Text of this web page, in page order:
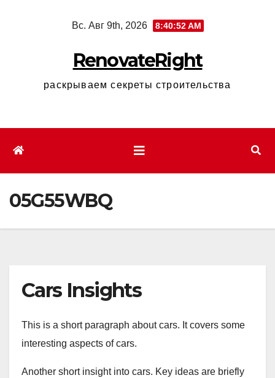
Вс. Авг 9th, 2026 8:40:54 AM
RenovateRight
раскрываем секреты строительства
05G55WBQ
Cars Insights
This is a short paragraph about cars. It covers some
interesting aspects of cars.
Another short insight into cars. Key ideas are briefly